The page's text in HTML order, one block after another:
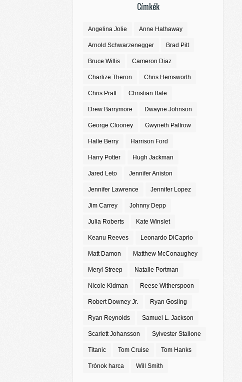
Címkék
Angelina Jolie Anne Hathaway
Arnold Schwarzenegger Brad Pitt
Bruce Willis Cameron Diaz
Charlize Theron Chris Hemsworth
Chris Pratt Christian Bale
Drew Barrymore Dwayne Johnson
George Clooney Gwyneth Paltrow
Halle Berry Harrison Ford
Harry Potter Hugh Jackman
Jared Leto Jennifer Aniston
Jennifer Lawrence Jennifer Lopez
Jim Carrey Johnny Depp
Julia Roberts Kate Winslet
Keanu Reeves Leonardo DiCaprio
Matt Damon Matthew McConaughey
Meryl Streep Natalie Portman
Nicole Kidman Reese Witherspoon
Robert Downey Jr. Ryan Gosling
Ryan Reynolds Samuel L. Jackson
Scarlett Johansson Sylvester Stallone
Titanic Tom Cruise Tom Hanks
Trónok harca Will Smith